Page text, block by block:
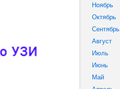
Ноябрь
Октябрь
Сентябрь
Август
Июль
Июнь
Май